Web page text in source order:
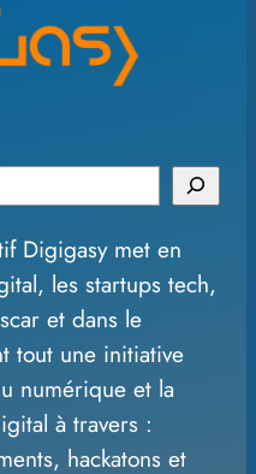
Digigasy met en
les startups tech,
et dans le
tout une initiative
numérique et la
à travers :
hackatons et